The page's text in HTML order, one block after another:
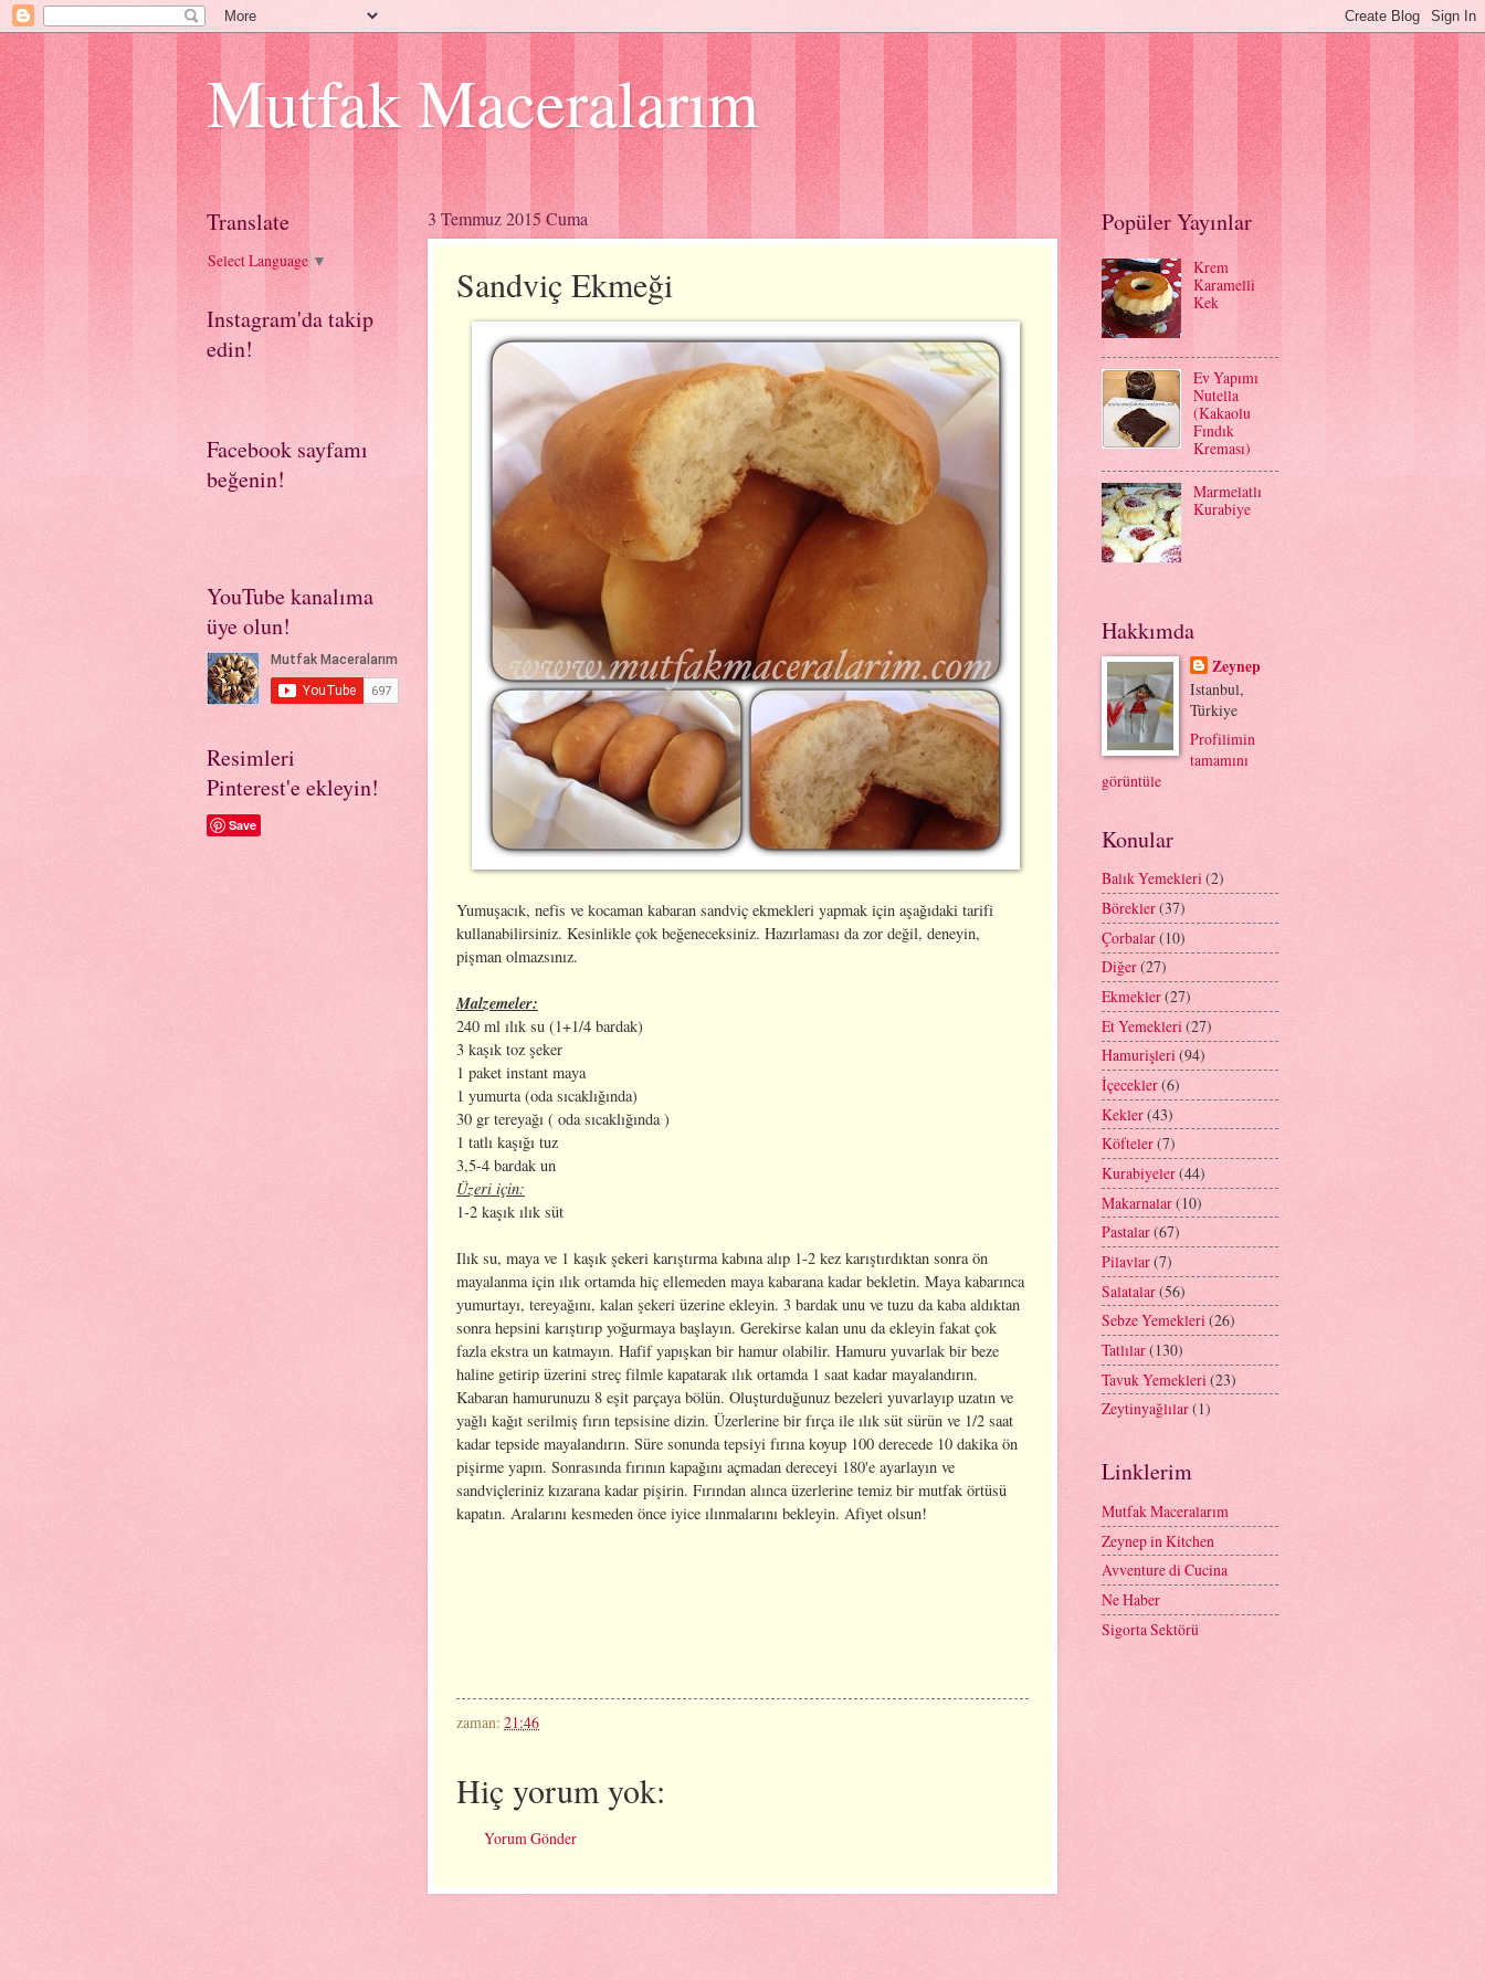
Mutfak Maceralarım
3 Temmuz 2015 Cuma
Sandviç Ekmeği
Yumuşacık, nefis ve kocaman kabaran sandviç ekmekleri yapmak için aşağıdaki tarifi
kullanabilirsiniz. Kesinlikle çok beğeneceksiniz. Hazırlaması da zor değil, deneyin,
pişman olmazsınız.
Malzemeler:
240 ml ılık su (1+1/4 bardak)
3 kaşık toz şeker
1 paket instant maya
1 yumurta (oda sıcaklığında)
30 gr tereyağı ( oda sıcaklığında )
1 tatlı kaşığı tuz
3,5-4 bardak un
Üzeri için:
1-2 kaşık ılık süt
Ilık su, maya ve 1 kaşık şekeri karıştırma kabına alıp 1-2 kez karıştırdıktan sonra ön
mayalanma için ılık ortamda hiç ellemeden maya kabarana kadar bekletin. Maya kabarınca
yumurtayı, tereyağını, kalan şekeri üzerine ekleyin. 3 bardak unu ve tuzu da kaba aldıktan
sonra hepsini karıştırıp yoğurmaya başlayın. Gerekirse kalan unu da ekleyin fakat çok
fazla ekstra un katmayın. Hafif yapışkan bir hamur olabilir. Hamuru yuvarlak bir beze
haline getirip üzerini streç filmle kapatarak ılık ortamda 1 saat kadar mayalandırın.
Kabaran hamurunuzu 8 eşit parçaya bölün. Oluşturduğunuz bezeleri yuvarlayıp uzatın ve
yağlı kağıt serilmiş fırın tepsisine dizin. Üzerlerine bir fırça ile ılık süt sürün ve 1/2 saat
kadar tepside mayalandırın. Süre sonunda tepsiyi fırına koyup 100 derecede 10 dakika ön
pişirme yapın. Sonrasında fırının kapağını açmadan dereceyi 180'e ayarlayın ve
sandviçleriniz kızarana kadar pişirin. Fırından alınca üzerlerine temiz bir mutfak örtüsü
kapatın. Aralarını kesmeden önce iyice ılınmalarını bekleyin. Afiyet olsun!
zaman: 21:46
Hiç yorum yok:
Yorum Gönder
Translate
Select Language ▼
Instagram'da takip
edin!
Facebook sayfamı
beğenin!
YouTube kanalıma
üye olun!
Resimleri
Pinterest'e ekleyin!
Save
Popüler Yayınlar
Krem
Karamelli
Kek
Ev Yapımı
Nutella
(Kakaolu
Fındık
Kreması)
Marmelatlı
Kurabiye
Hakkımda
Zeynep
Istanbul,
Türkiye
Profilimin
tamamını
görüntüle
Konular
Balık Yemekleri(2)
Börekler(37)
Çorbalar(10)
Diğer(27)
Ekmekler(27)
Et Yemekleri (27)
Hamurişleri(94)
İçecekler(6)
Kekler(43)
Köfteler(7)
Kurabiyeler(44)
Makarnalar(10)
Pastalar(67)
Pilavlar(7)
Salatalar(56)
Sebze Yemekleri(26)
Tatlılar(130)
Tavuk Yemekleri (23)
Zeytinyağlılar(1)
Linklerim
Mutfak Maceralarım
Zeynep in Kitchen
Avventure di Cucina
Ne Haber
Sigorta Sektörü